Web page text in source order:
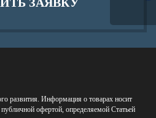
развития. Информация о товарах носит
офертой, определяемой Статьей